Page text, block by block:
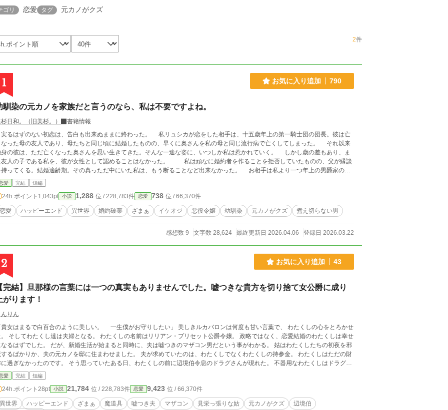
ゴリ 恋愛 タグ 元カノがクズ
2件
1 お気に入り追加 790
馴染の元カノを家族だと言うのなら、私は不要ですよね。
日和。（旧美杉。）
書籍情報
るはずのない初恋は、告白も出来ぬままに終わった。 私リュシカが恋をした相手は、十五歳年上の第一騎士団の団長。彼は亡
なった母の友人であり、母たちと同じ頃に結婚したものの、早くに奥さんを私の母と同じ流行病で亡くしてしまった。 それ以来
の彼は、ただ亡くなった奥さんを思い生きてきた。そんな一途な姿に、いつしか私は惹かれていく。 しかし歳の差もあり、ま
友人の子である私を、彼が女性として認めることはなかった。 私は頑なに婚約者を作ることを拒否していたものの、父が縁談
ってくる。結婚適齢期。その真っただ中にいた私は、もう断ることなど出来なかった。 お相手は私より一つ年上の男爵家の次
元々爵位を継ぐ予定だった兄が急死してしまったため、婚約者を探していたのだという。 花嫁修業として結婚前から屋敷に入
うに言われ赴くと、そこには彼の幼馴染だという平民の女性がいた。なぜか彼女を中心に回っている屋敷。 そのことを指摘す
と彼女はなぜか私を、自分を虐げる存在だと言い始め――
愛 完結 短編
24h.ポイント 1,043pt 小説 1,288 位 / 228,783件 恋愛 738 位 / 66,370件
恋愛 ハッピーエンド 異世界 婚約破棄 ざまぁ イケオジ 悪役令嬢 幼馴染 元カノがクズ 煮え切らない男
感想数 9 文字数 28,624 最終更新日 2026.04.06 登録日 2026.03.22
2 お気に入り追加 43
完結】旦那様の言葉には一つの真実もありませんでした。嘘つきな貴方を切り捨て女公爵に成り
がります！
りん
貴女はまるで白百合のように美しい。 一生僕がお守りしたい」 美しきルカバロンは何度も甘い言葉で、 わたくしの心をとろかせ
そしてわたくし達は夫婦となる。 わたくしの名前はリリアン・プリセット公爵令嬢。 政略ではなく、恋愛結婚のわたくしは幸せ
るはずでした。 だが、新婚生活が始まると同時に、夫は嘘つきのマザコン男だという事がわかる。 姑はわたくしたちの初夜を邪
るばかりか、夫の元カノを邸に住まわせました。 夫が求めていたのは、わたくしでなくわたくしの持参金。 わたくしはただの財
過ぎなかったのです。 そう思っていたある日、わたくしの前に辺境伯令息のドラグさんが現れた。 不器用なわたくしはドラグ様
かれ、女公爵の道を歩いてゆきます。 舞台は【借金まみれのバロン家】。 主な登場人物は、 旦那様の言葉に一つの真実もない事
見抜けなかったわたくし【リリー】。 嘘つきでマザコンの旦那様【ルカ】。 死んだはずなのに生きていた見栄っ張り の義母の
ザベラ】。 旦那様の元カノで毒婦の【キャメロン】。 わたくしの相棒、【犬型魔道具のポム】。 そして、わたくしを地獄から救
た【辺境伯令息ドラグ様】。 小説は完結しております。 全40話。7月17日完結予定です。 よろしくお願いいたします。
愛 完結 短編
24h.ポイント 28pt 小説 21,784 位 / 228,783件 恋愛 9,423 位 / 66,370件
異世界 ハッピーエンド ざまぁ 魔道具 嘘つき夫 マザコン 見栄っ張りな姑 元カノがクズ
辺境伯